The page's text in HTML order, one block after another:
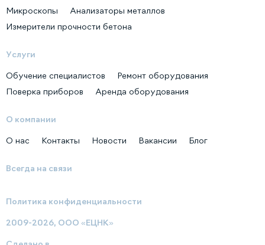
Микроскопы
Анализаторы металлов
Измерители прочности бетона
Услуги
Обучение специалистов
Ремонт оборудования
Поверка приборов
Аренда оборудования
О компании
О нас Контакты Новости Вакансии Блог
Всегда на связи
Политика конфиденциальности
2009-2026, ООО «ЕЦНК»